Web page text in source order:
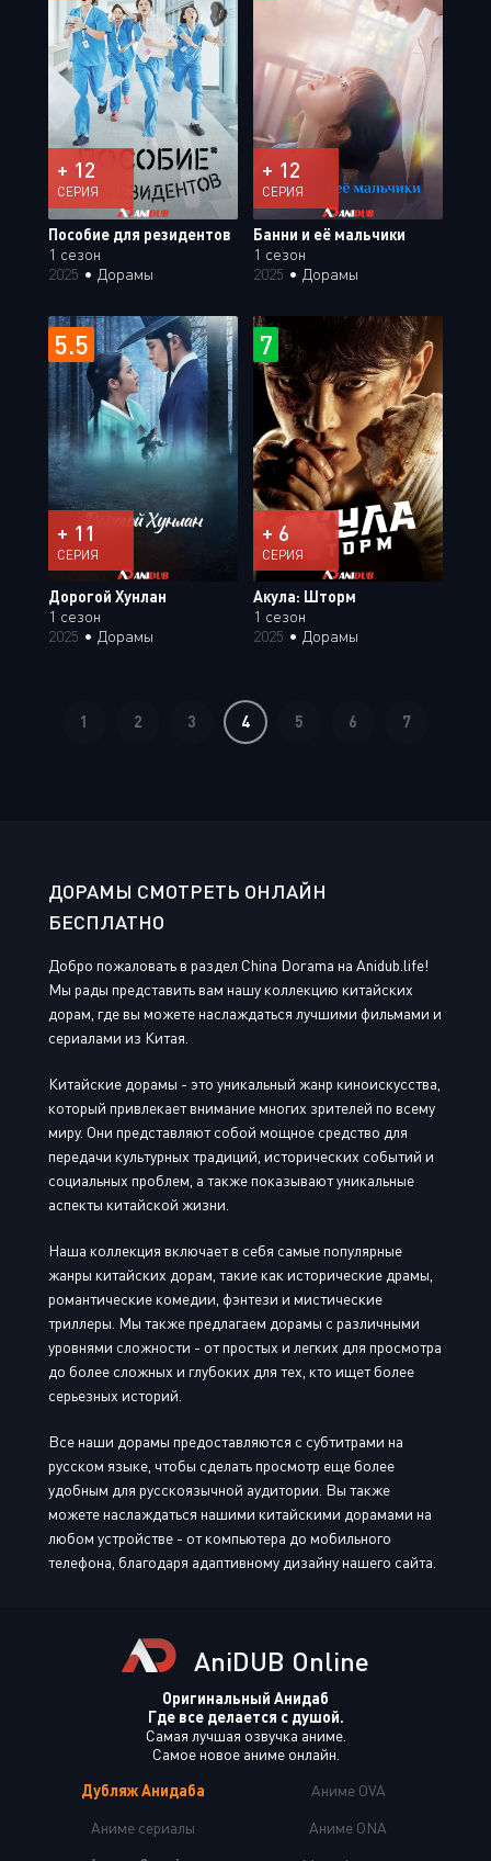
+ 12
СЕРИЯ
Пособие для резидентов
1 сезон
2025 • Дорамы
+ 12
СЕРИЯ
Банни и её мальчики
1 сезон
2025 • Дорамы
5.5
+ 11
СЕРИЯ
Дорогой Хунлан
1 сезон
2025 • Дорамы
7
+ 6
СЕРИЯ
Акула: Шторм
1 сезон
2025 • Дорамы
1 2 3 4 5 6 7
ДОРАМЫ СМОТРЕТЬ ОНЛАЙН
БЕСПЛАТНО
Добро пожаловать в раздел China Dorama на Anidub.life!
Мы рады представить вам нашу коллекцию китайских
дорам, где вы можете наслаждаться лучшими фильмами и
сериалами из Китая.
Китайские дорамы - это уникальный жанр киноискусства,
который привлекает внимание многих зрителей по всему
миру. Они представляют собой мощное средство для
передачи культурных традиций, исторических событий и
социальных проблем, а также показывают уникальные
аспекты китайской жизни.
Наша коллекция включает в себя самые популярные
жанры китайских дорам, такие как исторические драмы,
романтические комедии, фэнтези и мистические
триллеры. Мы также предлагаем дорамы с различными
уровнями сложности - от простых и легких для просмотра
до более сложных и глубоких для тех, кто ищет более
серьезных историй.
Все наши дорамы предоставляются с субтитрами на
русском языке, чтобы сделать просмотр еще более
удобным для русскоязычной аудитории. Вы также
можете наслаждаться нашими китайскими дорамами на
любом устройстве - от компьютера до мобильного
телефона, благодаря адаптивному дизайну нашего сайта.
AniDUB Online
Оригинальный Анидаб
Где все делается с душой.
Самая лучшая озвучка аниме.
Самое новое аниме онлайн.
Дубляж Анидаба
Аниме сериалы
Аниме OVA
Аниме ONA